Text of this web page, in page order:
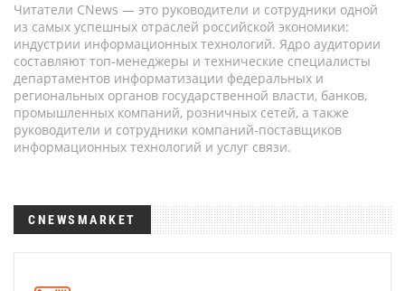
Читатели CNews — это руководители и сотрудники одной
из самых успешных отраслей российской экономики:
индустрии информационных технологий. Ядро аудитории
составляют топ-менеджеры и технические специалисты
департаментов информатизации федеральных и
региональных органов государственной власти, банков,
промышленных компаний, розничных сетей, а также
руководители и сотрудники компаний-поставщиков
информационных технологий и услуг связи.
CNEWSMARKET